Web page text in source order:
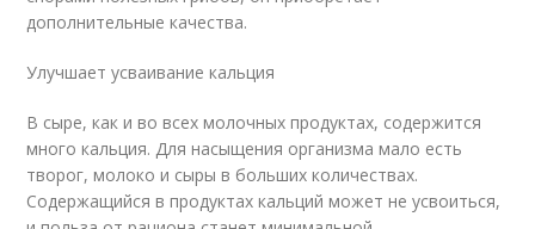
дополнительные качества.
Улучшает усваивание кальция
В сыре, как и во всех молочных продуктах, содержится
много кальция. Для насыщения организма мало есть
творог, молоко и сыры в больших количествах.
Содержащийся в продуктах кальций может не усвоиться,